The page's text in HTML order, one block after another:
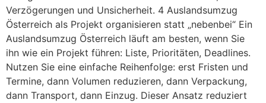
Verzögerungen und Unsicherheit. 4 Auslandsumzug
Österreich als Projekt organisieren statt „nebenbei“ Ein
Auslandsumzug Österreich läuft am besten, wenn Sie
ihn wie ein Projekt führen: Liste, Prioritäten, Deadlines.
Nutzen Sie eine einfache Reihenfolge: erst Fristen und
Termine, dann Volumen reduzieren, dann Verpackung,
dann Transport, dann Einzug. Dieser Ansatz reduziert